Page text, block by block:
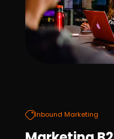
Inbound Marketing